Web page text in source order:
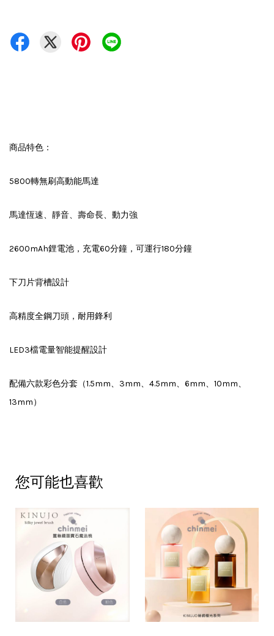
商品特色：
5800轉無刷高動能馬達
馬達恆速、靜音、壽命長、動力強
2600mAh鋰電池，充電60分鐘，可運行180分鐘
下刀片背槽設計
高精度全鋼刀頭，耐用鋒利
LED3檔電量智能提醒設計
配備六款彩色分套（1.5mm、3mm、4.5mm、6mm、10mm、
13mm）
您可能也喜歡